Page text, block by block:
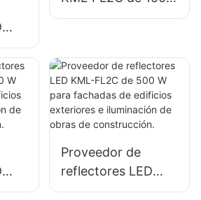
gran tamaño.
W para iluminación
exteriores.
Proveedor de
reflectores LED
KML-FL2C de 500